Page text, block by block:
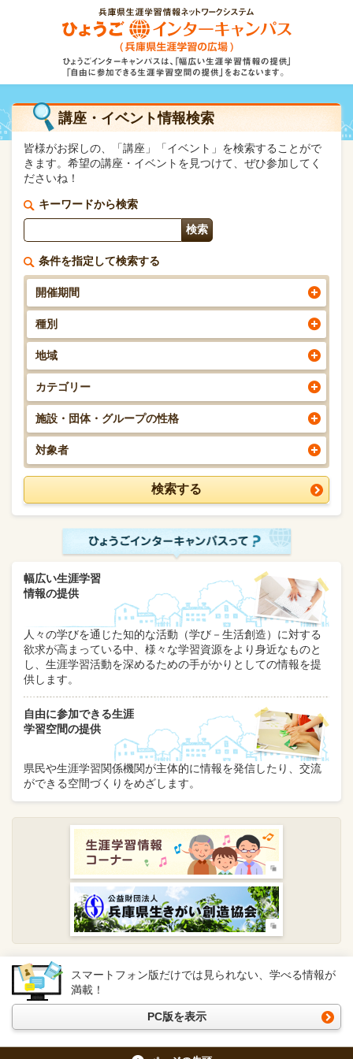
講座・イベント情報検索
皆様がお探しの、「講座」「イベント」を検索することがで
きます。希望の講座・イベントを見つけて、ぜひ参加してく
ださいね！
キーワードから検索
条件を指定して検索する
開催期間
種別
地域
カテゴリー
施設・団体・グループの性格
対象者
幅広い生涯学習
情報の提供
人々の学びを通じた知的な活動（学び－生活創造）に対する
欲求が高まっている中、様々な学習資源をより身近なものと
し、生涯学習活動を深めるための手がかりとしての情報を提
供します。
自由に参加できる生涯
学習空間の提供
県民や生涯学習関係機関が主体的に情報を発信したり、交流
ができる空間づくりをめざします。
スマートフォン版だけでは見られない、学べる情報が
満載！
PC版を表示